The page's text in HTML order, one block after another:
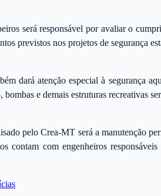
será responsável por avaliar o
previstos nos projetos de segurança
dará atenção especial à segurança
bombas e demais estruturas recreativas
pelo Crea-MT será a manutenção
contam com engenheiros